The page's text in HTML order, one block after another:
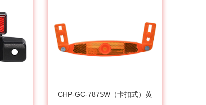
CHP-GC-787SW（卡扣式）黄